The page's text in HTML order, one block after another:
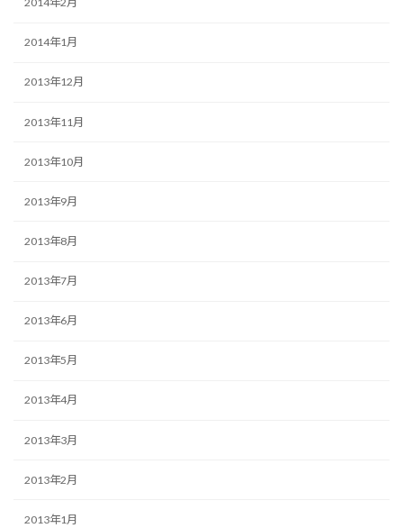
2014年1月
2013年12月
2013年11月
2013年10月
2013年9月
2013年8月
2013年7月
2013年6月
2013年5月
2013年4月
2013年3月
2013年2月
2013年1月